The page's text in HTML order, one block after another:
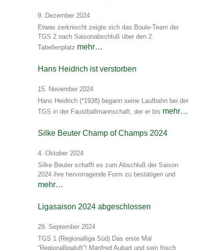
9. Dezember 2024
Etwas zerknischt zeigte sich das Boule-Team der
TGS 2 nach Saisonabschluß über den 2.
Tabellenplatz mehr…
Hans Heidrich ist verstorben
15. November 2024
Hans Heidrich (*1938) begann seine Laufbahn bei der
TGS in der Faustballmannschaft, der er bis mehr…
Silke Beuter Champ of Champs 2024
4. Oktober 2024
Silke Beuter schafft es zum Abschluß der Saison
2024 ihre hervorragende Form zu bestätigen und
mehr…
Ligasaison 2024 abgeschlossen
29. September 2024
TGS 1 (Regionalliga Süd) Das erste Mal
“Regionalligaluft”! Manfred Aubart und sein frisch